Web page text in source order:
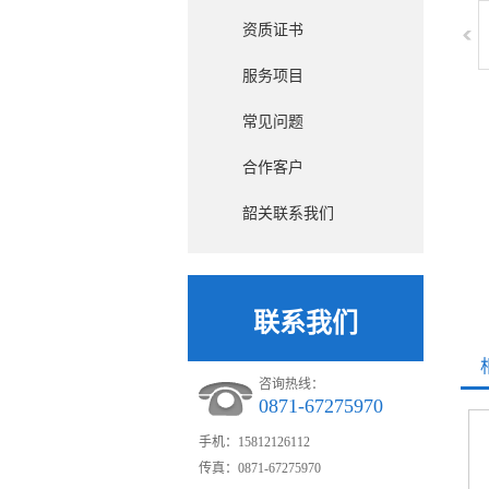
资质证书
服务项目
常见问题
合作客户
韶关联系我们
联系我们
咨询热线：
0871-67275970
手机：15812126112
传真：0871-67275970